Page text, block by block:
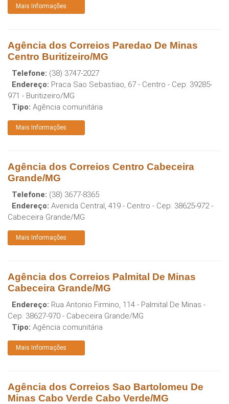
Mais Informações
Agência dos Correios Paredao De Minas
Centro Buritizeiro/MG
Telefone: (38) 3747-2027
Endereço: Praca Sao Sebastiao, 67 - Centro - Cep: 39285-
971 - Buritizeiro/MG
Tipo: Agência comunitária
Mais Informações
Agência dos Correios Centro Cabeceira
Grande/MG
Telefone: (38) 3677-8365
Endereço: Avenida Central, 419 - Centro - Cep: 38625-972-
Cabeceira Grande/MG
Mais Informações
Agência dos Correios Palmital De Minas
Cabeceira Grande/MG
Endereço: Rua Antonio Firmino, 114 - Palmital De Minas -
Cep: 38627-970 - Cabeceira Grande/MG
Tipo: Agência comunitária
Mais Informações
Agência dos Correios Sao Bartolomeu De
Minas Cabo Verde Cabo Verde/MG